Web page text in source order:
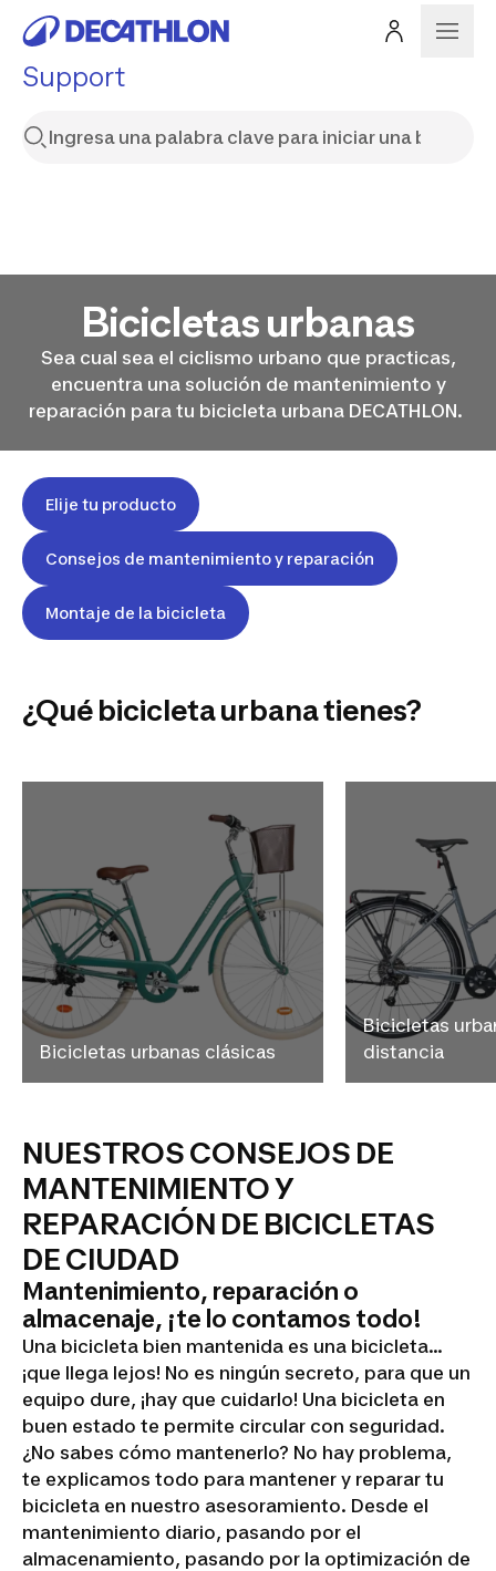
Support
Bicicletas urbanas
Sea cual sea el ciclismo urbano que practicas,
encuentra una solución de mantenimiento y
reparación para tu bicicleta urbana DECATHLON.
Elije tu producto
Consejos de mantenimiento y reparación
Montaje de la bicicleta
¿Qué bicicleta urbana tienes?
Bicicletas urbanas clásicas
Bicicletas
distancia
NUESTROS CONSEJOS DE
MANTENIMIENTO Y
REPARACIÓN DE BICICLETAS
DE CIUDAD
Mantenimiento, reparación o
almacenaje, ¡te lo contamos todo!
Una bicicleta bien mantenida es una bicicleta...
¡que llega lejos! No es ningún secreto, para que un
equipo dure, ¡hay que cuidarlo! Una bicicleta en
buen estado te permite circular con seguridad.
¿No sabes cómo mantenerlo? No hay problema,
te explicamos todo para mantener y reparar tu
bicicleta en nuestro asesoramiento. Desde el
mantenimiento diario, pasando por el
almacenamiento, pasando por la optimización de